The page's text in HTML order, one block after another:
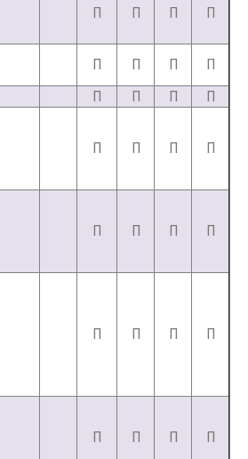
П П П П
П П П
П
П П П
П
П П П П
П П П П
П П П П
П П П П